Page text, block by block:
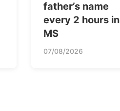
father’s name
every 2 hours in
MS
07/08/2026